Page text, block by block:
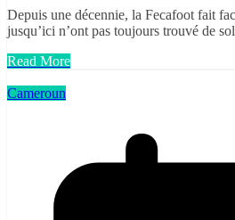
Depuis une décennie, la Fecafoot fait
jusqu’ici n’ont pas toujours trouvé de
Read More
Cameroun